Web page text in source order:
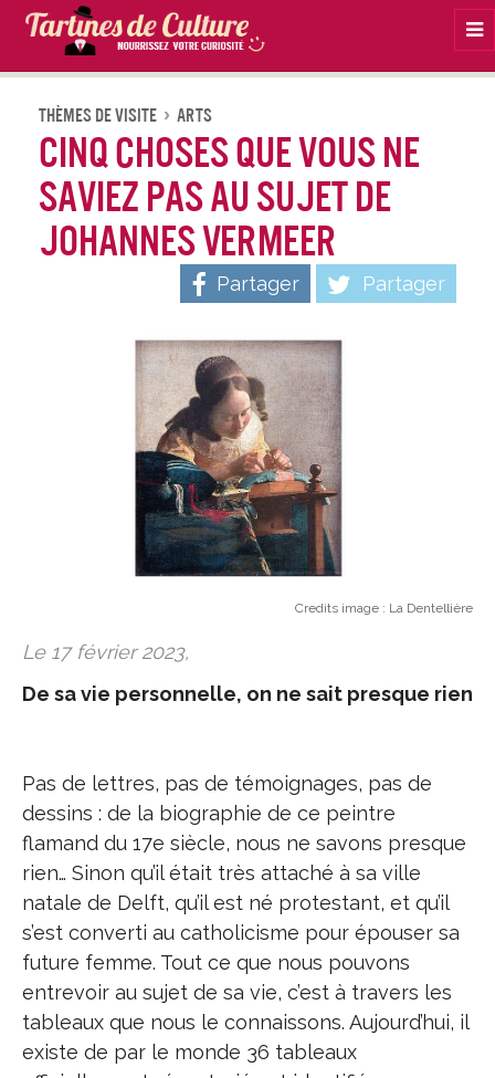
Thèmes De Visite Arts
Cinq choses que vous ne
saviez pas au sujet de
Johannes Vermeer
Partager Partager
Credits image : La Dentellière
Le 17 février 2023,
De sa vie personnelle, on ne sait presque rien
Pas de lettres, pas de témoignages, pas de
dessins : de la biographie de ce peintre
flamand du 17e siècle, nous ne savons presque
rien… Sinon qu’il était très attaché à sa ville
natale de Delft, qu’il est né protestant, et qu’il
s’est converti au catholicisme pour épouser sa
future femme. Tout ce que nous pouvons
entrevoir au sujet de sa vie, c’est à travers les
tableaux que nous le connaissons. Aujourd’hui, il
existe de par le monde 36 tableaux